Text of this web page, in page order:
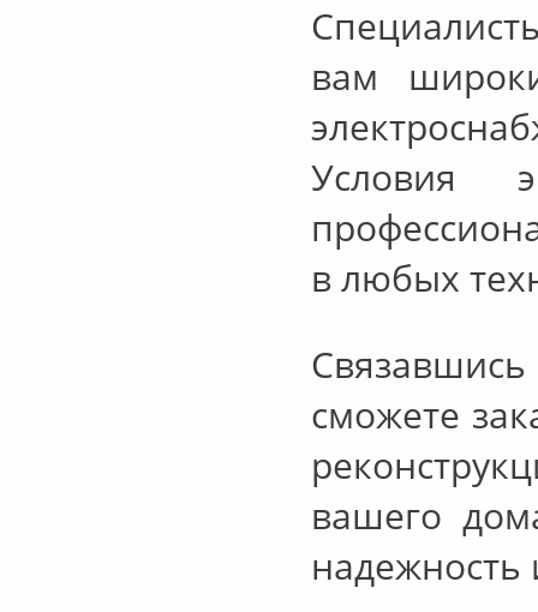
вам
Условия
в любых
сможете
вашего
надежность